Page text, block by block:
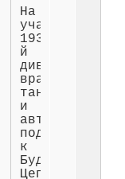
На
участке
193-
й
дивизии
вражеские
танки
и
автоматчики
подошли
к
Буде
Цепелинске